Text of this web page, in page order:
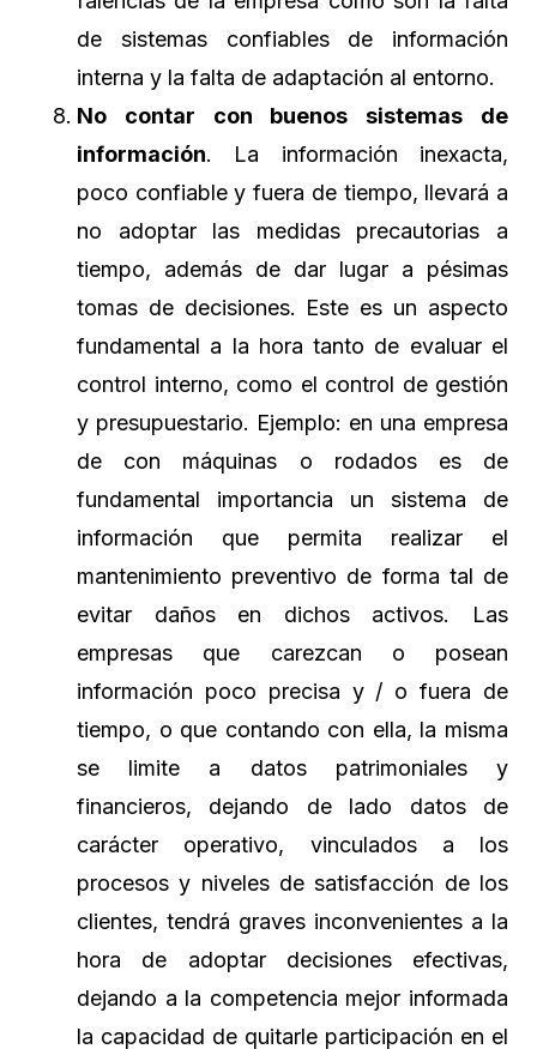
de sistemas confiables de información
interna y la falta de adaptación al entorno.
No contar con buenos sistemas de
información. La información inexacta,
poco confiable y fuera de tiempo, llevará a
no adoptar las medidas precautorias a
tiempo, además de dar lugar a pésimas
tomas de decisiones. Este es un aspecto
fundamental a la hora tanto de evaluar el
control interno, como el control de gestión
y presupuestario. Ejemplo: en una empresa
de con máquinas o rodados es de
fundamental importancia un sistema de
información que permita realizar el
mantenimiento preventivo de forma tal de
evitar daños en dichos activos. Las
empresas que carezcan o posean
información poco precisa y / o fuera de
tiempo, o que contando con ella, la misma
se limite a datos patrimoniales y
financieros, dejando de lado datos de
carácter operativo, vinculados a los
procesos y niveles de satisfacción de los
clientes, tendrá graves inconvenientes a la
hora de adoptar decisiones efectivas,
dejando a la competencia mejor informada
la capacidad de quitarle participación en el